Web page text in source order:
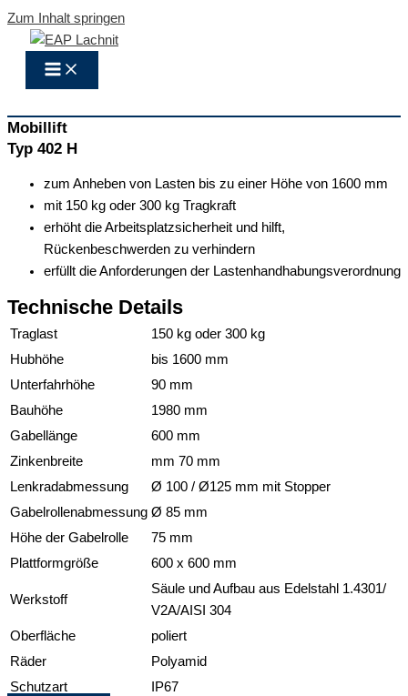
Zum Inhalt springen
Mobillift
Typ 402 H
zum Anheben von Lasten bis zu einer Höhe von 1600 mm
mit 150 kg oder 300 kg Tragkraft
erhöht die Arbeitsplatzsicherheit und hilft,
Rückenbeschwerden zu verhindern
erfüllt die Anforderungen der Lastenhandhabungsverordnung
Technische Details
Traglast
150 kg oder 300 kg
Hubhöhe
bis 1600 mm
Unterfahrhöhe
90 mm
Bauhöhe
1980 mm
Gabellänge
600 mm
Zinkenbreite
mm 70 mm
Lenkradabmessung
Ø 100 / Ø125 mm mit Stopper
Gabelrollenabmessung Ø 85 mm
Höhe der Gabelrolle
75 mm
Plattformgröße
600 x 600 mm
Werkstoff
Säule und Aufbau aus Edelstahl 1.4301/
V2A/AISI 304
Oberfläche
poliert
Räder
Polyamid
Schutzart
IP67